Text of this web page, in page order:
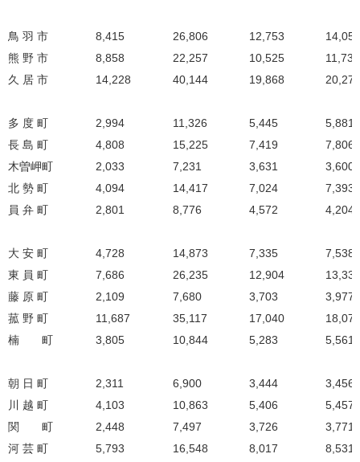
鳥 羽 市 8,415 26,806 12,753
14,053
熊 野 市
8,858 22,257 10,525
11,732
久 居 市
14,228 40,144 19,868 20,276
多 度 町 2,994 11,326 5,445
5,881
長 島 町
4,808 15,225 7,419
7,806
木曽岬町
2,033 7,231 3,631
3,600
北 勢 町
4,094 14,417 7,024
7,393
員 弁 町
2,801 8,776 4,572 4,204
大 安 町 4,728 14,873 7,335
7,538
東 員 町
7,686 26,235 12,904
13,331
藤 原 町
2,109 7,680 3,703
3,977
菰 野 町
11,687 35,117 17,040
18,077
楠 町
3,805 10,844 5,283 5,561
朝 日 町 2,311 6,900 3,444
3,456
川 越 町
4,103 10,863 5,406
5,457
関 町
2,448 7,497 3,726
3,771
河 芸 町
5,793 16,548 8,017
8,531